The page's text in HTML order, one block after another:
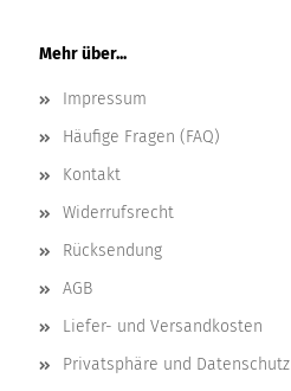
Mehr über...
Impressum
Häufige Fragen (FAQ)
Kontakt
Widerrufsrecht
Rücksendung
AGB
Liefer- und Versandkosten
Privatsphäre und Datenschutz